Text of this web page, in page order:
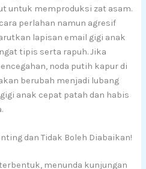
untuk memproduksi zat asam.
perlahan namun agresif
lapisan email gigi anak
tipis serta rapuh. Jika
noda putih kapur di
berubah menjadi lubang
anak cepat patah dan habis
dan Tidak Boleh Diabaikan!
menunda kunjungan